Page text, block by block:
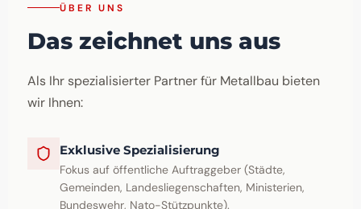
ÜBER UNS
Das zeichnet uns aus
Als Ihr spezialisierter Partner für Metallbau bieten
wir Ihnen:
Exklusive Spezialisierung
Fokus auf öffentliche Auftraggeber (Städte,
Gemeinden, Landesliegenschaften, Ministerien,
Bundeswehr, Nato-Stützpunkte).